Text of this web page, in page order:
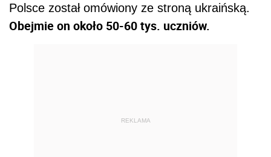
Polsce został omówiony ze stroną ukraińską.
Obejmie on około 50-60 tys. uczniów.
REKLAMA